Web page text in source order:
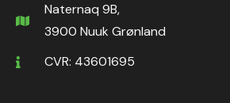
Naternaq 9B,
3900 Nuuk Grønland
CVR: 43601695